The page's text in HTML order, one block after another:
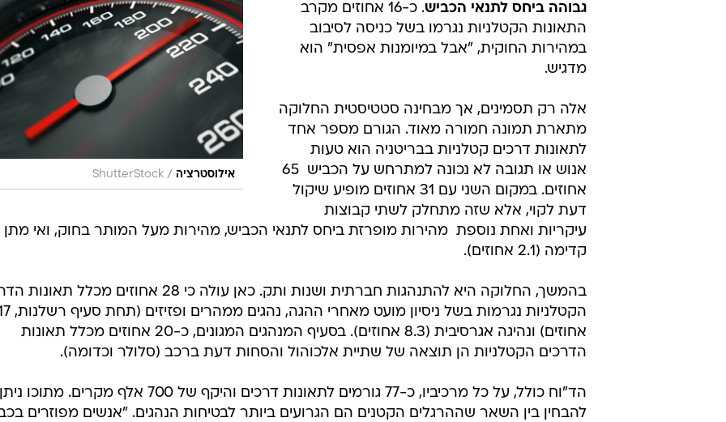
אילוסטרציה /
ShutterStock
גבוהה ביחס לתנאי הכביש
. כ-16 אחוזים מקרב
התאונות הקטלניות נגרמו בשל כניסה לסיבוב
במהירות החוקית, "אבל במיומנות אפסית" הוא
מדגיש.
אלה רק תסמינים, אך מבחינה סטטיסטית החלוקה
מתארת תמונה חמורה מאוד. הגורם מספר אחד
לתאונות דרכים קטלניות בבריטניה הוא טעות
אנוש או תגובה לא נכונה למתרחש על הכביש  65
אחוזים. במקום השני עם 31 אחוזים מופיע שיקול
דעת לקוי, אלא שזה מתחלק לשתי קבוצות
עיקריות ואחת נוספת  מהירות מופרזת ביחס לתנאי הכביש, מהירות מעל המותר בחוק, ואי מתן
קדימה (2.1 אחוזים).
בהמשך, החלוקה היא להתנהגות חברתית ושנות ותק. כאן עולה כי 28 אחוזים מכלל
הקטלניות נגרמות בשל ניסיון מועט מאחרי ההגה, נהגים
אחוזים) ונהיגה אגרסיבית (8.3 אחוזים). בסעיף המנהגים המגונים, כ-20 אחוזים מכלל תאונות
הדרכים הקטלניות הן תוצאה של שתיית אלכוהול והסחות דעת ברכב (סלולר וכדומה).
הד"וח כולל, על כל מרכיביו, כ-77 גורמים לתאונות דרכים והיקף של 700 אלף מקרים. מתוכו ניתן
להבחין בין השאר שההרגלים הקטנים הם הגרועים ביותר לבטיחות הנהגים. "אנשים מפוזרים